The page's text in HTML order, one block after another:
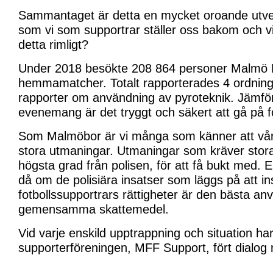
Sammantaget är detta en mycket oroande
som vi som supportrar ställer oss bakom och
detta rimligt?
Under 2018 besökte 208 864 personer Malmö
hemmamatcher. Totalt rapporterades 4
rapporter om användning av pyroteknik.
evenemang är det tryggt och säkert att gå på
Som Malmöbor är vi många som känner att
stora utmaningar. Utmaningar som kräver
högsta grad från polisen, för att få bukt med.
då om de polisiära insatser som läggs på att
fotbollssupportrars rättigheter är den bästa
gemensamma skattemedel.
Vid varje enskild upptrappning och situation
supporterföreningen, MFF Support, fört dialog